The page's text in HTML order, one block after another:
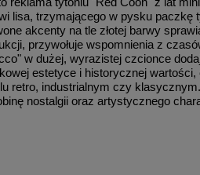
lisa, trzymającego w pysku paczkę
akcenty na tle złotej barwy
przywołuje wspomnienia z
w dużej, wyrazistej czcionce
estetyce i historycznej
retro, industrialnym czy
nostalgii oraz artystycznego